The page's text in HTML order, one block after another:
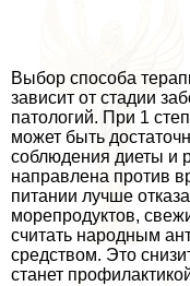
Выбор способа
зависит от стадии
патологий. При 1
может быть
соблюдения диеты и
направлена против
питании лучше
морепродуктов,
считать народным
средством. Это
станет